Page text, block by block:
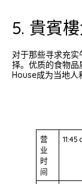
5. 貴賓
对于那些寻求充
择。优质的食物
House成为当地人
营
业
时
间